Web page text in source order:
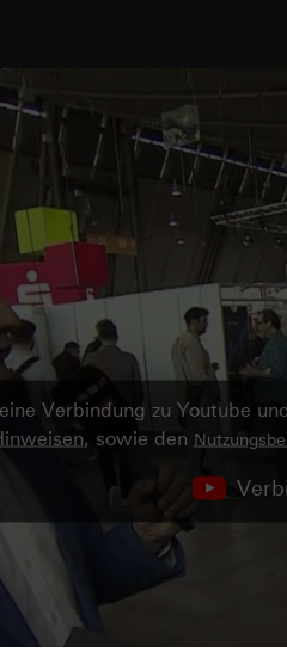
Verbindung zu Youtube
, sowie den